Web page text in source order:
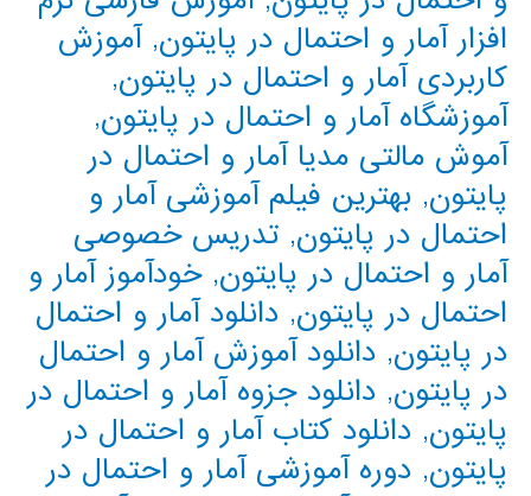
افزار آمار و احتمال در پایتون,آموزش
کاربردی آمار و احتمال در پایتون,
آموزشگاه آمار و احتمال در پایتون,
آموش مالتی مدیا آمار و احتمال در
پایتون, بهترین فیلم آموزشی آمار و
احتمال در پایتون, تدریس خصوصی
آمار و احتمال در پایتون,خودآموز آمار و
احتمال در پایتون, دانلود آمار و احتمال
در پایتون, دانلود آموزش آمار و احتمال
در پایتون, دانلود جزوه آمار و احتمال در
پایتون, دانلود کتاب آمار و احتمال در
پایتون, دوره آموزشی آمار و احتمال در